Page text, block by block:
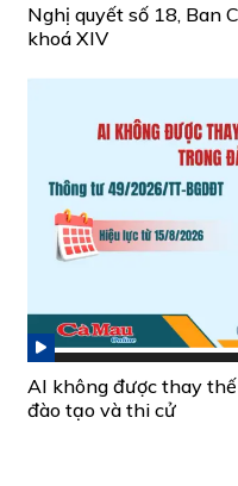
Nghị quyết số 18, Ban
khoá XIV
AI không được thay
đào tạo và thi cử